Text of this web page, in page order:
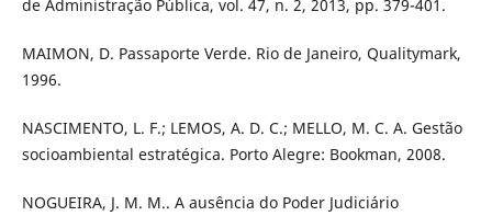
de Administração Pública, vol. 47, n. 2, 2013, pp. 379-401.
MAIMON, D. Passaporte Verde. Rio de Janeiro, Qualitymark,
1996.
NASCIMENTO, L. F.; LEMOS, A. D. C.; MELLO, M. C. A. Gestão
socioambiental estratégica. Porto Alegre: Bookman, 2008.
NOGUEIRA, J. M. M.. A ausência do Poder Judiciário